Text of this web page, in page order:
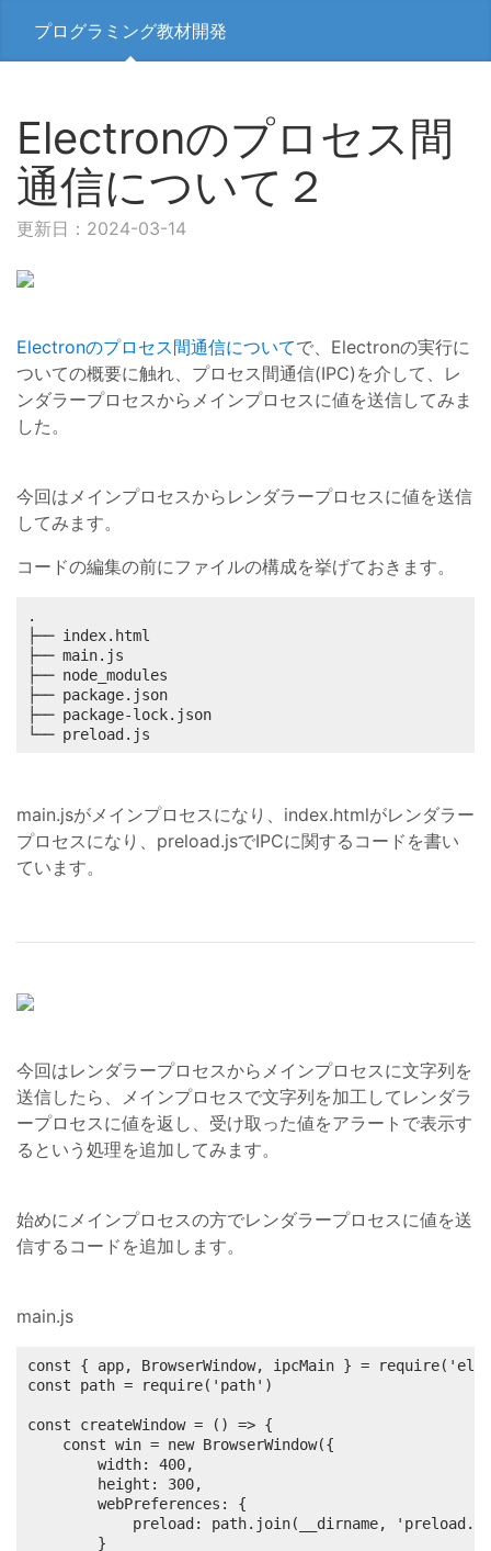
プログラミング教材開発
Electronのプロセス間
通信について２
更新日：2024-03-14
Electronのプロセス間通信についてで、Electronの実行に
ついての概要に触れ、プロセス間通信(IPC)を介して、レ
ンダラープロセスからメインプロセスに値を送信してみま
した。
今回はメインプロセスからレンダラープロセスに値を送信
してみます。
コードの編集の前にファイルの構成を挙げておきます。
.
├── index.html
├── main.js
├── node_modules
├── package.json
├── package-lock.json
└── preload.js
main.jsがメインプロセスになり、index.htmlがレンダラー
プロセスになり、preload.jsでIPCに関するコードを書い
ています。
今回はレンダラープロセスからメインプロセスに文字列を
送信したら、メインプロセスで文字列を加工してレンダラ
ープロセスに値を返し、受け取った値をアラートで表示す
るという処理を追加してみます。
始めにメインプロセスの方でレンダラープロセスに値を送
信するコードを追加します。
main.js
const { app, BrowserWindow, ipcMain } =
const path = require('path')
const createWindow = () => {